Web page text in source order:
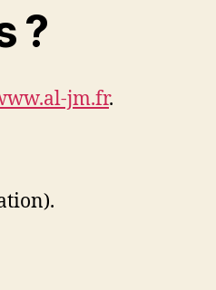
?
jm.fr.